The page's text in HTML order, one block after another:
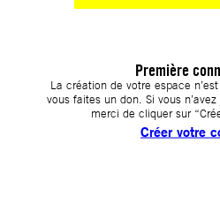
Première
La création de votre espace
vous faites un don. Si vous
merci de cliquer sur
Créer votre